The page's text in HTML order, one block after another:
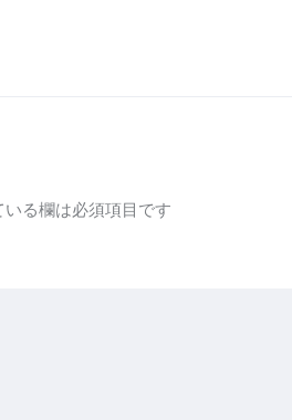
いる欄は必須項目です